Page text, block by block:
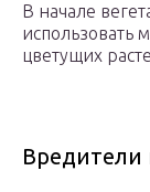
В начале
использовать
цветущих
Вредители